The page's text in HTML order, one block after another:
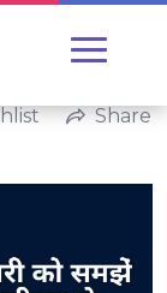
Share